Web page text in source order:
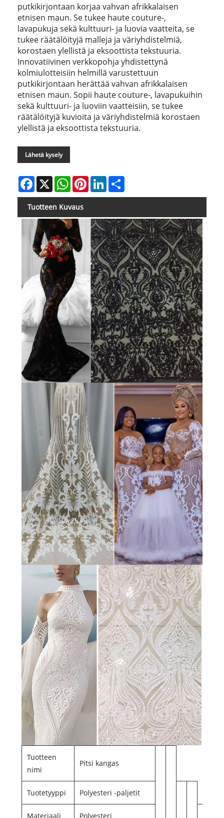
putkikirjontaan korjaa vahvan afrikkalaisen
etnisen maun. Se tukee haute couture-,
lavapukuja sekä kulttuuri- ja luovia vaatteita, se
tukee räätälöityjä malleja ja väriyhdistelmiä,
korostaen ylellistä ja eksoottista tekstuuria.
Innovatiivinen verkkopohja yhdistettynä
kolmiulotteisiin helmillä varustettuun
putkikirjontaan herättää vahvan afrikkalaisen
etnisen maun. Sopii haute couture-, lavapukuihin
sekä kulttuuri- ja luoviin vaatteisiin, se tukee
räätälöityjä kuvioita ja väriyhdistelmiä korostaen
ylellistä ja eksoottista tekstuuria.
Lähetä kysely
Facebook
X WhatsAppPinterestLinkedIn
Tuotteen Kuvaus
Tuotteen
nimi
Pitsi kangas
Tuotetyyppi Polyesteri -paljetit
Materiaali Polyesteri